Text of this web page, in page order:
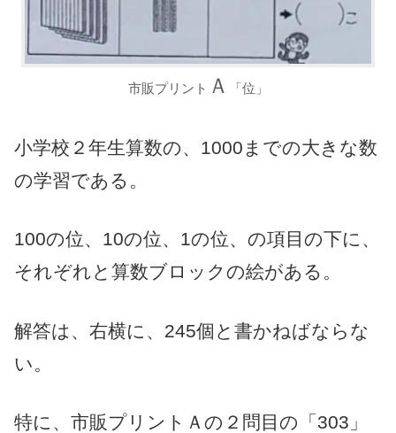
市販プリント Ａ 「位」
小学校２年生算数の、1000までの大きな数
の学習である。
100の位、10の位、1の位、の項目の下に、
それぞれと算数ブロックの絵がある。
解答は、右横に、245個と書かねばならな
い。
特に、市販プリントＡの２問目の「303」